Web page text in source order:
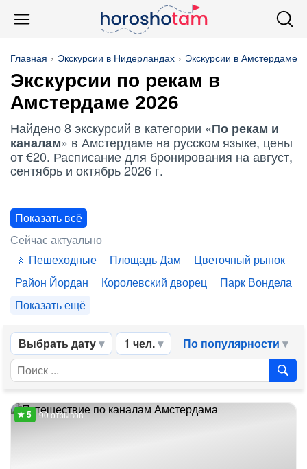
Главная Экскурсии в Нидерландах Экскурсии в Амстердаме
Экскурсии по рекам в
Амстердаме 2026
Найдено 8 экскурсий в категории «По рекам и
каналам» в Амстердаме на русском языке, цены
от €20. Расписание для бронирования на август,
сентябрь и октябрь 2026 г.
Показать всё
Сейчас актуально
Пешеходные
Площадь Дам
Цветочный рынок
Район Йордан
Королевский дворец
Парк Вондела
Показать ещё
Выбрать дату 1 чел. По популярности
90 отзывов